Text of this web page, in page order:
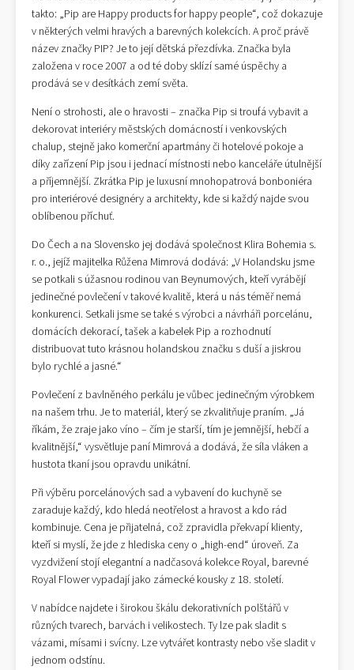
takto: „Pip are Happy products for happy people“, což dokazuje
v některých velmi hravých a barevných kolekcích. A proč právě
název značky PIP? Je to její dětská přezdívka. Značka byla
založena v roce 2007 a od té doby sklízí samé úspěchy a
prodává se v desítkách zemí světa.
Není o strohosti, ale o hravosti – značka Pip si troufá vybavit a
dekorovat interiéry městských domácností i venkovských
chalup, stejně jako komerční apartmány či hotelové pokoje a
díky zařízení Pip jsou i jednací místnosti nebo kanceláře útulnější
a příjemnější. Zkrátka Pip je luxusní mnohopatrová bonboniéra
pro interiérové designéry a architekty, kde si každý najde svou
oblíbenou příchuť.
Do Čech a na Slovensko jej dodává společnost Klira Bohemia s.
r. o., jejíž majitelka Růžena Mimrová dodává: „V Holandsku jsme
se potkali s úžasnou rodinou van Beynumových, kteří vyrábějí
jedinečné povlečení v takové kvalitě, která u nás téměř nemá
konkurenci. Setkali jsme se také s výrobci a návrháři porcelánu,
domácích dekorací, tašek a kabelek Pip a rozhodnutí
distribuovat tuto krásnou holandskou značku s duší a jiskrou
bylo rychlé a jasné.“
Povlečení z bavlněného perkálu je vůbec jedinečným výrobkem
na našem trhu. Je to materiál, který se zkvalitňuje praním. „Já
říkám, že zraje jako víno – čím je starší, tím je jemnější, hebčí a
kvalitnější,“ vysvětluje paní Mimrová a dodává, že síla vláken a
hustota tkaní jsou opravdu unikátní.
Při výběru porcelánových sad a vybavení do kuchyně se
zaraduje každý, kdo hledá neotřelost a hravost a kdo rád
kombinuje. Cena je přijatelná, což zpravidla překvapí klienty,
kteří si myslí, že jde z hlediska ceny o „high-end“ úroveň. Za
vyzdvižení stojí elegantní a nadčasová kolekce Royal, barevné
Royal Flower vypadají jako zámecké kousky z 18. století.
V nabídce najdete i širokou škálu dekorativních polštářů v
různých tvarech, barvách i velikostech. Ty lze pak sladit s
vázami, mísami i svícny. Lze vytvářet kontrasty nebo vše sladit v
jednom odstínu.